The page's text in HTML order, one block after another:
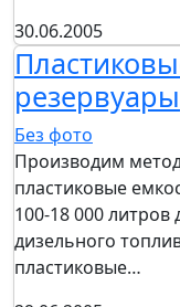
30.06.2005
резервуары
Без фото
Производим
пластиковые
100-18 000
дизельного
пластиковые…